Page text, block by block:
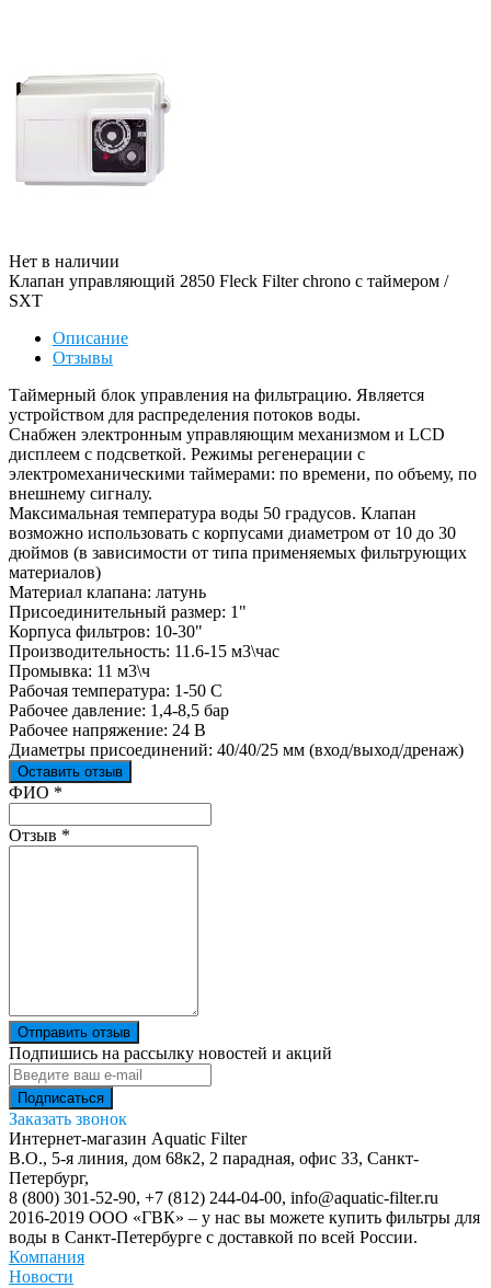
Нет в наличии
Клапан управляющий 2850 Fleck Filter chrono с таймером /
SXT
Описание
Отзывы
Таймерный блок управления на фильтрацию. Является
устройством для распределения потоков воды.
Снабжен электронным управляющим механизмом и LCD
дисплеем с подсветкой. Режимы регенерации с
электромеханическими таймерами: по времени, по объему, по
внешнему сигналу.
Максимальная температура воды 50 градусов. Клапан
возможно использовать с корпусами диаметром от 10 до 30
дюймов (в зависимости от типа применяемых фильтрующих
материалов)
Материал клапана: латунь
Присоединительный размер: 1"
Корпуса фильтров: 10-30"
Производительность: 11.6-15 м3\час
Промывка: 11 м3\ч
Рабочая температура: 1-50 С
Рабочее давление: 1,4-8,5 бар
Рабочее напряжение: 24 В
Диаметры присоединений: 40/40/25 мм (вход/выход/дренаж)
Оставить отзыв
Ваш отзыв был отправлен!
ФИО *
Отзыв *
Отправить отзыв
Подпишись на рассылку новостей и акций
Заказать звонок
Интернет-магазин Aquatic Filter
В.О., 5-я линия, дом 68к2, 2 парадная, офис 33, Санкт-
Петербург,
8 (800) 301-52-90, +7 (812) 244-04-00, info@aquatic-filter.ru
2016-2019 ООО «ГВК» – у нас вы можете купить фильтры для
воды в Санкт-Петербурге с доставкой по всей России.
Компания
Новости